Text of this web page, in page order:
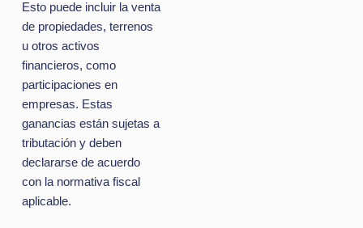
Esto puede incluir la venta
de propiedades, terrenos
u otros activos
financieros, como
participaciones en
empresas. Estas
ganancias están sujetas a
tributación y deben
declararse de acuerdo
con la normativa fiscal
aplicable.